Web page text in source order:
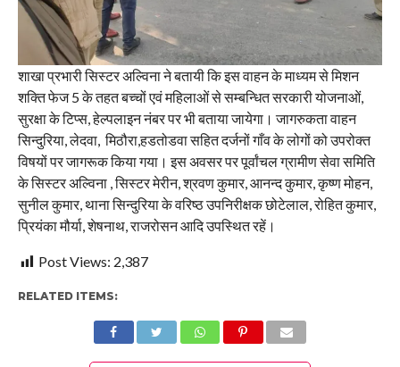
शाखा प्रभारी सिस्टर अल्विना ने बतायी कि इस वाहन के माध्यम से मिशन
शक्ति फेज 5 के तहत बच्चों एवं महिलाओं से सम्बन्धित सरकारी योजनाओं,
सुरक्षा के टिप्स, हेल्पलाइन नंबर पर भी बताया जायेगा। जागरुकता वाहन
सिन्दुरिया, लेदवा, मिठौरा,हडतोडवा सहित दर्जनों गाँव के लोगों को उपरोक्त
विषयों पर जागरूक किया गया। इस अवसर पर पूर्वांचल ग्रामीण सेवा समिति
के सिस्टर अल्विना , सिस्टर मेरीन, श्रवण कुमार, आनन्द कुमार, कृष्ण मोहन,
सुनील कुमार, थाना सिन्दुरिया के वरिष्ठ उपनिरीक्षक छोटेलाल, रोहित कुमार,
प्रियंका मौर्या, शेषनाथ, राजरोसन आदि उपस्थित रहें।
Post Views: 2,387
RELATED ITEMS: